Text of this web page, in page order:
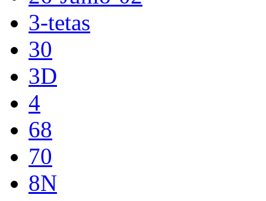
3-tetas
30
3D
4
68
70
8N